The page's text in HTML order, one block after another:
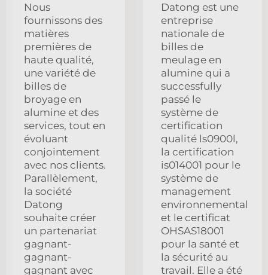
Nous
fournissons des
matières
premières de
haute qualité,
une variété de
billes de
broyage en
alumine et des
services, tout en
évoluant
conjointement
avec nos clients.
Parallèlement,
la société
Datong
souhaite créer
un partenariat
gagnant-
gagnant-
gagnant avec
Datong est une
entreprise
nationale de
billes de
meulage en
alumine qui a
successfully
passé le
système de
certification
qualité ls0900l,
la certification
is014001 pour le
système de
management
environnemental
et le certificat
OHSAS18001
pour la santé et
la sécurité au
travail. Elle a été